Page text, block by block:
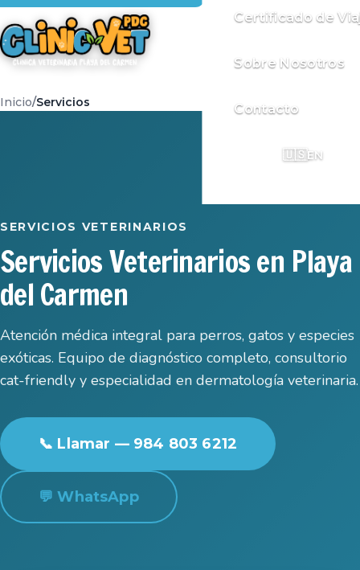
Certificado de
Sobre Nosotros
Contacto
🇺🇸EN
Inicio Servicios
SERVICIOS VETERINARIOS
Servicios Veterinarios en Playa
del Carmen
Atención médica integral para perros, gatos y especies
exóticas. Equipo de diagnóstico completo, consultorio
cat-friendly y especialidad en dermatología veterinaria.
📞 Llamar — 984 803 6212
💬 WhatsApp